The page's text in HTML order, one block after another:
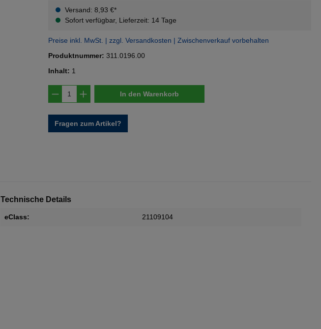
Versand: 8,93 €*
Sofort verfügbar, Lieferzeit: 14 Tage
Preise inkl. MwSt. | zzgl. Versandkosten | Zwischenverkauf vorbehalten
Produktnummer: 311.0196.00
Inhalt: 1
Produkt Anzahl: Gib den gewünschten Wert ein
In den Warenkorb
Fragen zum Artikel?
Technische Details
eClass: 21109104